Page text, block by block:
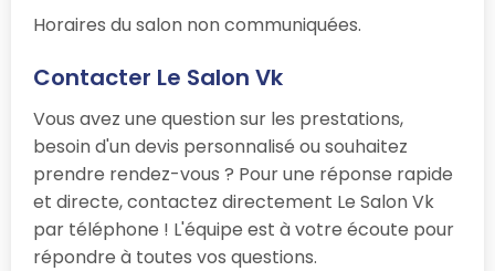
Horaires du salon non communiquées.
Contacter Le Salon Vk
Vous avez une question sur les prestations,
besoin d'un devis personnalisé ou souhaitez
prendre rendez-vous ? Pour une réponse rapide
et directe, contactez directement Le Salon Vk
par téléphone ! L'équipe est à votre écoute pour
répondre à toutes vos questions.